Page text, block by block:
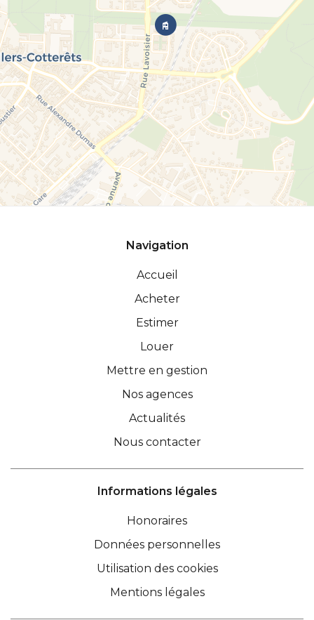
Navigation
Accueil
Acheter
Estimer
Louer
Mettre en gestion
Nos agences
Actualités
Nous contacter
Informations légales
Honoraires
Données personnelles
Utilisation des cookies
Mentions légales